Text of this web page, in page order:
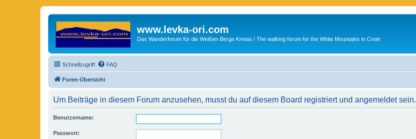
www.levka-ori.com
Das Wanderforum für die Weißen Berge Kretas / The walking forum for the White Mountains in Crete
Schnellzugriff FAQ
Foren-Übersicht
Um Beiträge in diesem Forum anzusehen, musst du auf diesem Board registriert und angemeldet sein.
Benutzername:
Passwort: